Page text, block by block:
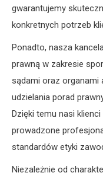
gwarantujemy
konkretnych potrzeb
Ponadto, nasza
prawną w zakresie
sądami oraz organami
udzielania porad
Dzięki temu nasi
prowadzone
standardów etyki
Niezależnie od